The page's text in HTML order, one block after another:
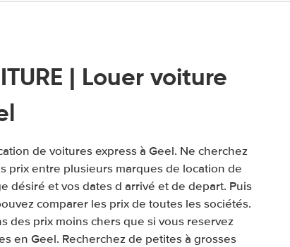
| Louer voiture
de voitures express à Geel. Ne cherchez
prix entre plusieurs marques de location de
désiré et vos dates d arrivé et de depart. Puis
comparer les prix de toutes les sociétés.
des prix moins chers que si vous reservez
en Geel. Recherchez de petites à grosses